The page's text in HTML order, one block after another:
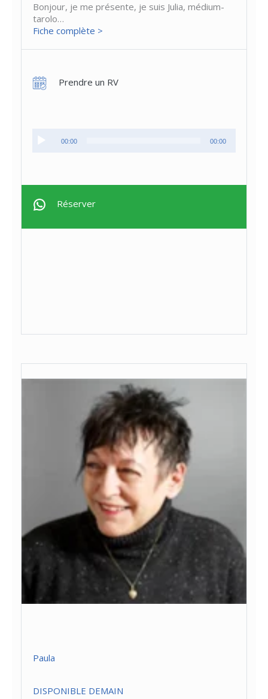
Bonjour, je me présente, je suis Julia, médium-
tarolo…
Fiche complète >
Prendre un RV
00:00 00:00
Réserver
Paula
DISPONIBLE DEMAIN